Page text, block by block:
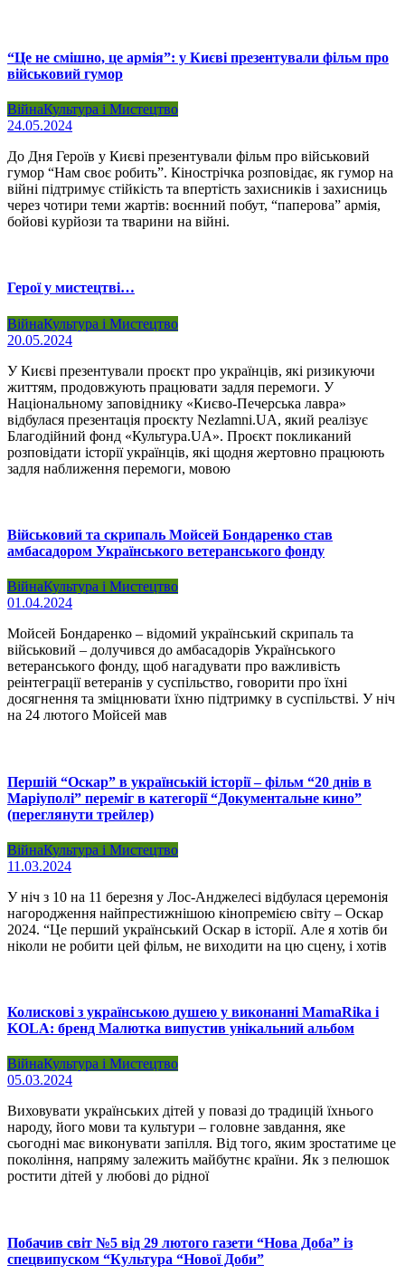
“Це не смішно, це армія”: у Києві презентували фільм про
військовий гумор
ВійнаКультура і Мистецтво
24.05.2024
До Дня Героїв у Києві презентували фільм про військовий
гумор “Нам своє робить”. Кінострічка розповідає, як гумор на
війні підтримує стійкість та впертість захисників і захисниць
через чотири теми жартів: воєнний побут, “паперова” армія,
бойові курйози та тварини на війні.
Герої у мистецтві…
ВійнаКультура і Мистецтво
20.05.2024
У Києві презентували проєкт про українців, які ризикуючи
життям, продовжують працювати задля перемоги. У
Національному заповіднику «Києво-Печерська лавра»
відбулася презентація проєкту Nezlamni.UA, який реалізує
Благодійний фонд «Культура.UA». Проєкт покликаний
розповідати історії українців, які щодня жертовно працюють
задля наближення перемоги, мовою
Військовий та скрипаль Мойсей Бондаренко став
амбасадором Українського ветеранського фонду
ВійнаКультура і Мистецтво
01.04.2024
Мойсей Бондаренко – відомий український скрипаль та
військовий – долучився до амбасадорів Українського
ветеранського фонду, щоб нагадувати про важливість
реінтеграції ветеранів у суспільство, говорити про їхні
досягнення та зміцнювати їхню підтримку в суспільстві. У ніч
на 24 лютого Мойсей мав
Першій “Оскар” в українській історії – фільм “20 днів в
Маріуполі” переміг в категорії “Документальне кино”
(переглянути трейлер)
ВійнаКультура і Мистецтво
11.03.2024
У ніч з 10 на 11 березня у Лос-Анджелесі відбулася церемонія
нагородження найпрестижнішою кінопремією світу – Оскар
2024. “Це перший український Оскар в історії. Але я хотів би
ніколи не робити цей фільм, не виходити на цю сцену, і хотів
Колискові з українською душею у виконанні MamaRika і
KOLA: бренд Малютка випустив унікальний альбом
ВійнаКультура і Мистецтво
05.03.2024
Виховувати українських дітей у повазі до традицій їхнього
народу, його мови та культури – головне завдання, яке
сьогодні має виконувати запілля. Від того, яким зростатиме це
покоління, напряму залежить майбутнє країни. Як з пелюшок
ростити дітей у любові до рідної
Побачив світ №5 від 29 лютого газети “Нова Доба” із
спецвипуском “Культура “Нової Доби”